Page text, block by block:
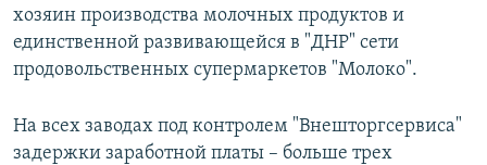
хозяин производства молочных продуктов и
единственной развивающейся в "ДНР" сети
продовольственных супермаркетов "Молоко".
На всех заводах под контролем "Внешторгсервиса"
задержки заработной платы – больше трех